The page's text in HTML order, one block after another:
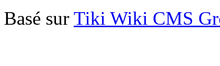
Basé sur Tiki Wiki CMS